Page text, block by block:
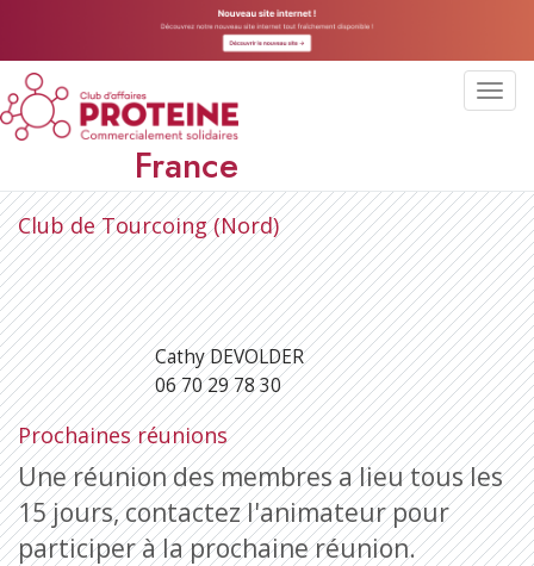
France
Club de Tourcoing (Nord)
Cathy DEVOLDER
06 70 29 78 30
Prochaines réunions
Une réunion des membres a lieu tous les
15 jours, contactez l'animateur pour
participer à la prochaine réunion.